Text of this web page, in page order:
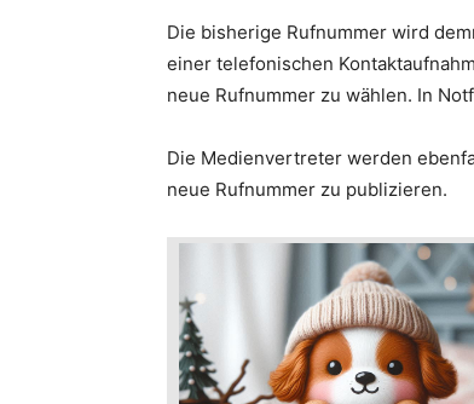
Die bisherige Rufnummer wird
einer telefonischen
neue Rufnummer zu wählen. In
Die Medienvertreter werden
neue Rufnummer zu publizieren.